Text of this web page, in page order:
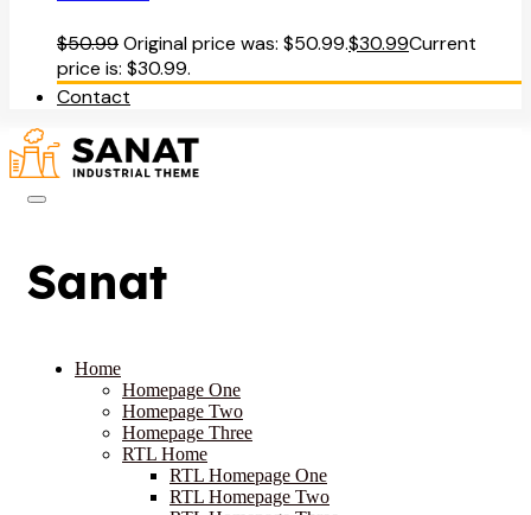
$50.99Original price was: $50.99.$30.99Current
price is: $30.99.
Contact
Sanat
Home
Homepage One
Homepage Two
Homepage Three
RTL Home
RTL Homepage One
RTL Homepage Two